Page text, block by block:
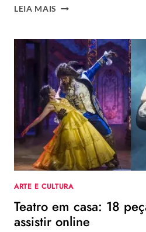
LEIA MAIS BBB
E
RODOLFFO
SÃO
PEGOS
EM
MOMENTO
ÍNTIMO
E
SERTANEJO
DISPARA:
“COLOCARAM
PELADO
ARTE E CULTURA
Teatro em casa: 18
assistir online